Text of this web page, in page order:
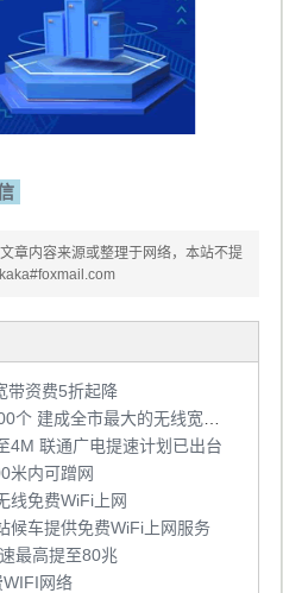
章内容来源或整理于网络，本站不提
带资费5折起降
4M 联通广电提速计划已出台
米内可蹭网
线免费WiFi上网
候车提供免费WiFi上网服务
最高提至80兆
网络